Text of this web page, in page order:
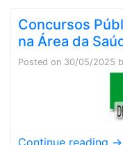
Concursos
na Área da
Posted on 30/05/2025
Continue reading →